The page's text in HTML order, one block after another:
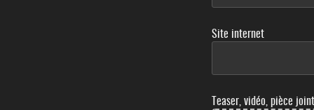
Site internet
Teaser, vidéo, pièce